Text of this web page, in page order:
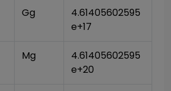
Gg
4.61405602595
e+17
Mg
4.61405602595
e+20